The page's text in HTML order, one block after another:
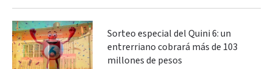
Sorteo especial del Quini 6: un
entrerriano cobrará más de 103
millones de pesos